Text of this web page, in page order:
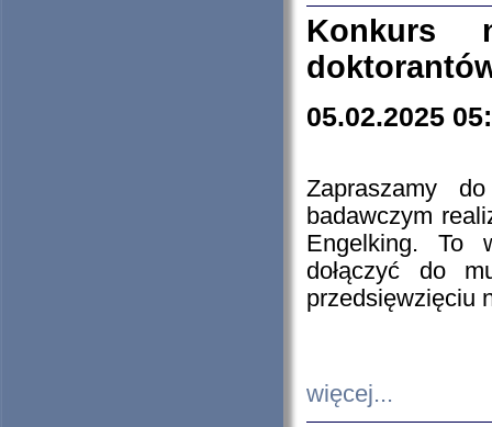
Konkurs
05.02.2025
Zapraszamy
badawczym
Engelking. To
dołączyć do
przedsięwzięciu
więcej...